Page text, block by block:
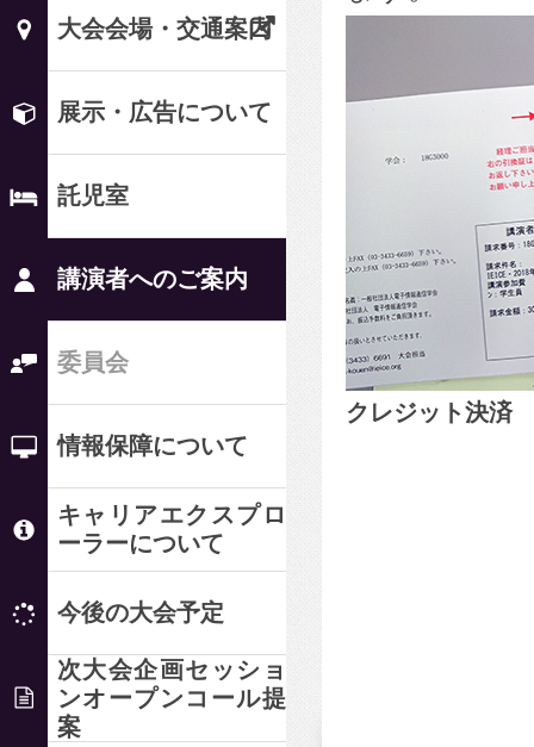
大会会場・交通案内
展示・広告について
託児室
講演者へのご案内
委員会
情報保障について
キャリアエクスプロ
ーラーについて
今後の大会予定
次大会企画セッショ
ンオープンコール提
案
クレジット決済